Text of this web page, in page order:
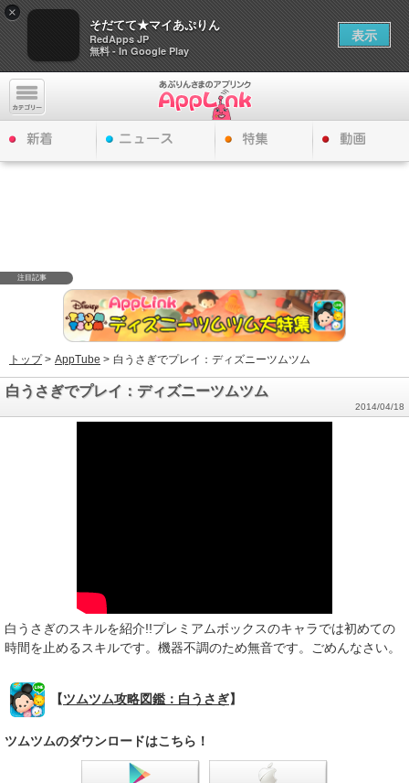
×
そだてて★マイあぷりん
RedApps JP
無料 - In Google Play
表示
注目記事
トップ> AppTube > 白うさぎでプレイ：ディズニーツムツム
白うさぎでプレイ：ディズニーツムツム
2014/04/18
白うさぎのスキルを紹介!!プレミアムボックスのキャラでは初めての
時間を止めるスキルです。機器不調のため無音です。ごめんなさい。
【ツムツム攻略図鑑：白うさぎ】
ツムツムのダウンロードはこちら！